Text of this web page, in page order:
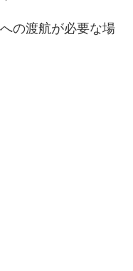
の渡航が必要な場